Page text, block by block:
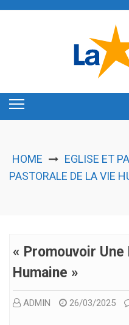
HOME EGLISE ET
PASTORALE DE LA VIE
« Promouvoir
Humaine »
ADMIN 26/03/2025